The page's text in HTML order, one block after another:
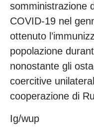
somministrazione
COVID-19 nel
ottenuto
popolazione
nonostante gli
coercitive
cooperazione di
Ig/wup